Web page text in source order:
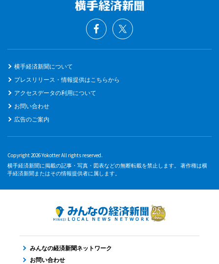
横手経済新聞について
プレスリリース・情報提供はこちらから
アクセスデータの利用について
お問い合わせ
広告のご案内
Copyright 2026 Yokotter All rights reserved.
横手経済新聞に掲載の記事・写真・図表などの無断転載を禁止します。 著作権は横
手経済新聞またはその情報提供者に属します。
みんなの経済新聞ネットワーク
お問い合わせ